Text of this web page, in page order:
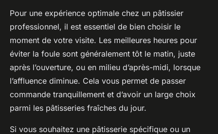
Pour une expérience optimale chez un pâtissier
professionnel, il est essentiel de bien choisir le
moment de votre visite. Les meilleures heures pour
éviter la foule sont généralement tôt le matin, juste
après l’ouverture, ou en milieu d’après-midi, lorsque
l’affluence diminue. Cela vous permet de passer
commande tranquillement et d’avoir un large choix
parmi les pâtisseries fraîches du jour.
Si vous souhaitez une pâtisserie spécifique ou un